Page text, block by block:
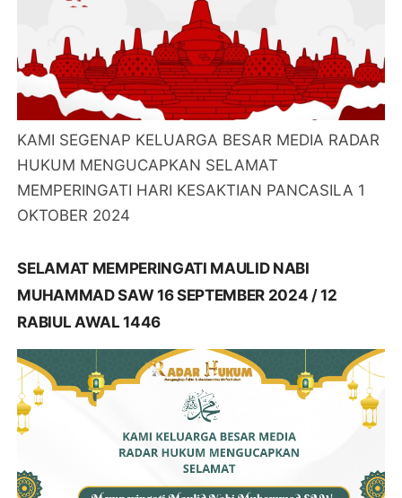
KAMI SEGENAP KELUARGA BESAR MEDIA RADAR
HUKUM MENGUCAPKAN SELAMAT
MEMPERINGATI HARI KESAKTIAN PANCASILA 1
OKTOBER 2024
SELAMAT MEMPERINGATI MAULID NABI
MUHAMMAD SAW 16 SEPTEMBER 2024 / 12
RABIUL AWAL 1446